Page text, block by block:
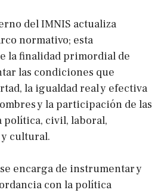
del IMNIS actualiza
normativo; esta
la finalidad primordial de
las condiciones que
la igualdad real y efectiva
y la participación de las
política, civil, laboral,
y cultural.
encarga de instrumentar y
con la política